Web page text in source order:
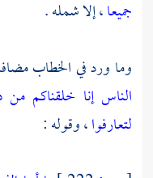
جميعا، إلا شمله .
وما ورد في الخطاب
الناس إنا خلقناكم
لتعارفوا، وقوله :